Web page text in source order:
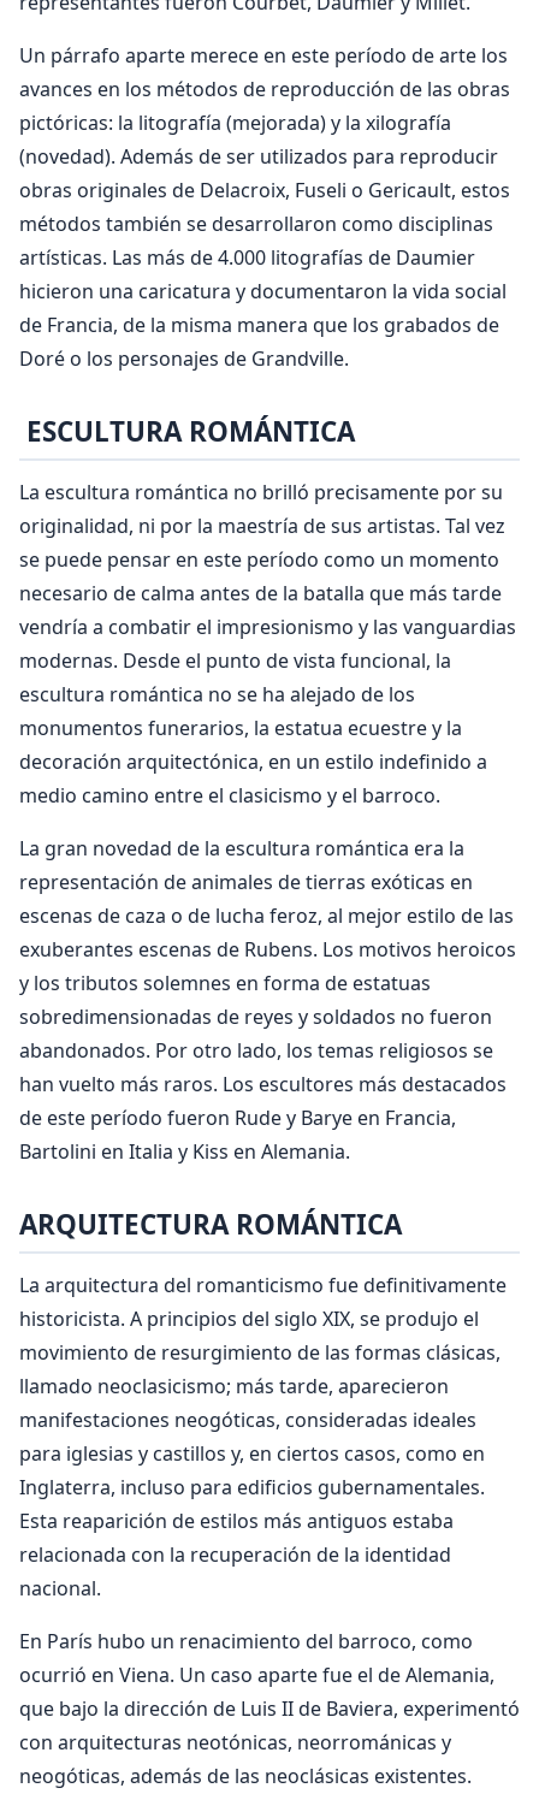
Un párrafo aparte merece en este período de arte los
avances en los métodos de reproducción de las obras
pictóricas: la litografía (mejorada) y la xilografía
(novedad). Además de ser utilizados para reproducir
obras originales de Delacroix, Fuseli o Gericault, estos
métodos también se desarrollaron como disciplinas
artísticas. Las más de 4.000 litografías de Daumier
hicieron una caricatura y documentaron la vida social
de Francia, de la misma manera que los grabados de
Doré o los personajes de Grandville.
ESCULTURA ROMÁNTICA
La escultura romántica no brilló precisamente por su
originalidad, ni por la maestría de sus artistas. Tal vez
se puede pensar en este período como un momento
necesario de calma antes de la batalla que más tarde
vendría a combatir el impresionismo y las vanguardias
modernas. Desde el punto de vista funcional, la
escultura romántica no se ha alejado de los
monumentos funerarios, la estatua ecuestre y la
decoración arquitectónica, en un estilo indefinido a
medio camino entre el clasicismo y el barroco.
La gran novedad de la escultura romántica era la
representación de animales de tierras exóticas en
escenas de caza o de lucha feroz, al mejor estilo de las
exuberantes escenas de Rubens. Los motivos heroicos
y los tributos solemnes en forma de estatuas
sobredimensionadas de reyes y soldados no fueron
abandonados. Por otro lado, los temas religiosos se
han vuelto más raros. Los escultores más destacados
de este período fueron Rude y Barye en Francia,
Bartolini en Italia y Kiss en Alemania.
ARQUITECTURA ROMÁNTICA
La arquitectura del romanticismo fue definitivamente
historicista. A principios del siglo XIX, se produjo el
movimiento de resurgimiento de las formas clásicas,
llamado neoclasicismo; más tarde, aparecieron
manifestaciones neogóticas, consideradas ideales
para iglesias y castillos y, en ciertos casos, como en
Inglaterra, incluso para edificios gubernamentales.
Esta reaparición de estilos más antiguos estaba
relacionada con la recuperación de la identidad
nacional.
En París hubo un renacimiento del barroco, como
ocurrió en Viena. Un caso aparte fue el de Alemania,
que bajo la dirección de Luis II de Baviera, experimentó
con arquitecturas neotónicas, neorrománicas y
neogóticas, además de las neoclásicas existentes.